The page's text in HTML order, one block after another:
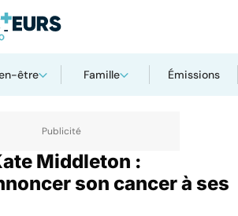
être Famille Émissions
Cancer
Middleton :
son cancer à ses